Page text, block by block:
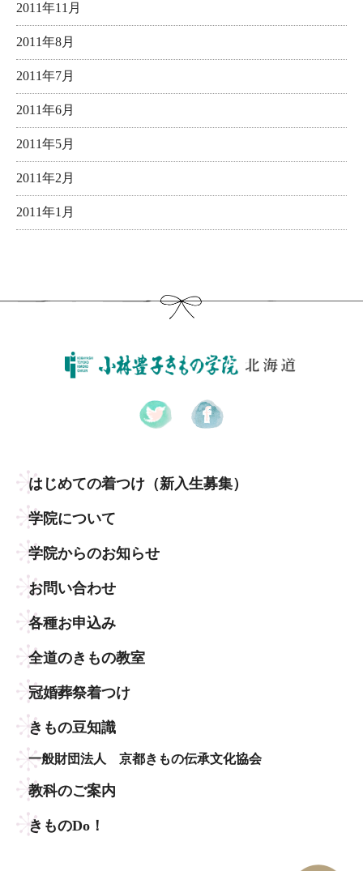
2011年11月
2011年8月
2011年7月
2011年6月
2011年5月
2011年2月
2011年1月
はじめての着つけ （新入生募集）
学院について
学院からのお知らせ
お問い合わせ
各種お申込み
全道のきもの教室
冠婚葬祭着つけ
きもの豆知識
一般財団法人 京都きもの伝承文化協会
教科のご案内
きものDo！